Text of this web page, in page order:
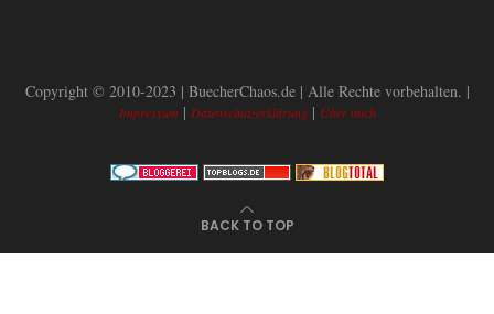
Copyright © 2010-2023 | BuecherChaos.de | Alle Rechte vorbehalten. |
Impressum | Datenschutzerklärung| Über mich
BACK TO TOP